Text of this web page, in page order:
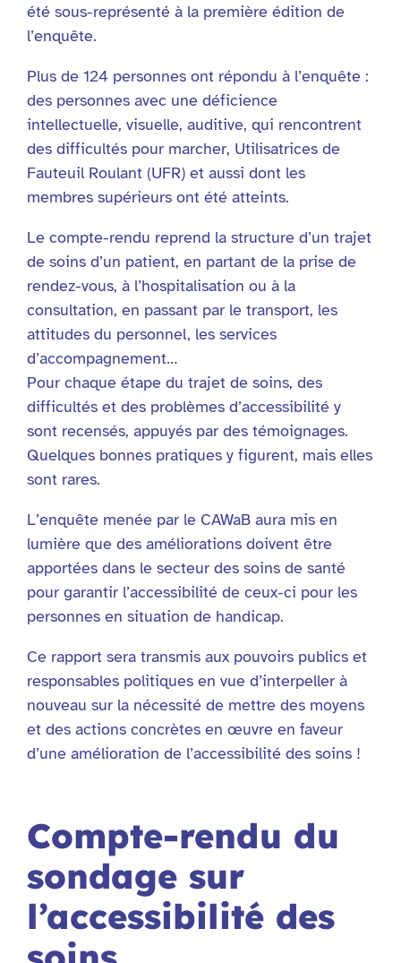
été sous-représenté à la première édition de
l’enquête.
Plus de 124 personnes ont répondu à l’enquête :
des personnes avec une déficience
intellectuelle, visuelle, auditive, qui rencontrent
des difficultés pour marcher, Utilisatrices de
Fauteuil Roulant (UFR) et aussi dont les
membres supérieurs ont été atteints.
Le compte-rendu reprend la structure d’un trajet
de soins d’un patient, en partant de la prise de
rendez-vous, à l’hospitalisation ou à la
consultation, en passant par le transport, les
attitudes du personnel, les services
d’accompagnement…
Pour chaque étape du trajet de soins, des
difficultés et des problèmes d’accessibilité y
sont recensés, appuyés par des témoignages.
Quelques bonnes pratiques y figurent, mais elles
sont rares.
L’enquête menée par le CAWaB aura mis en
lumière que des améliorations doivent être
apportées dans le secteur des soins de santé
pour garantir l’accessibilité de ceux-ci pour les
personnes en situation de handicap.
Ce rapport sera transmis aux pouvoirs publics et
responsables politiques en vue d’interpeller à
nouveau sur la nécessité de mettre des moyens
et des actions concrètes en œuvre en faveur
d’une amélioration de l’accessibilité des soins !
Compte-rendu du
sondage sur
l’accessibilité des